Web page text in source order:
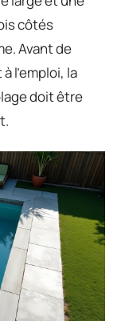
côtés
Avant de
l’emploi, la
doit être